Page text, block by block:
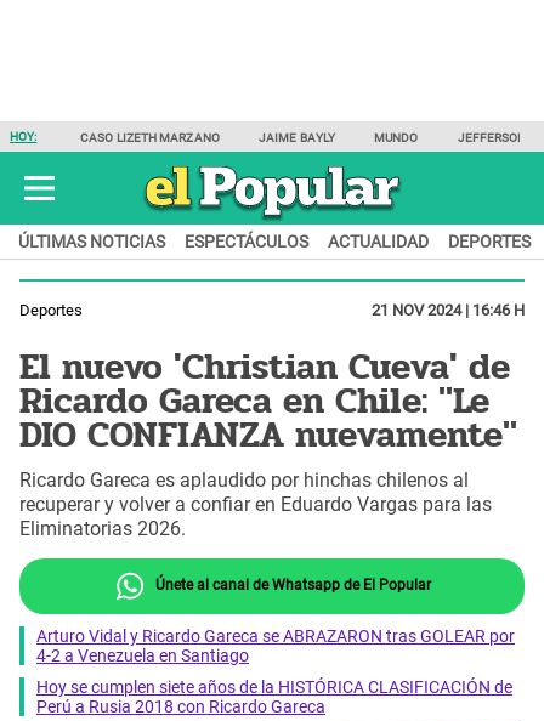
HOY: CASO LIZETH MARZANO JAIME BAYLY MUNDO JEFFERSON
ÚLTIMAS NOTICIAS ESPECTÁCULOS ACTUALIDAD DEPORTES
Deportes 21 NOV 2024 | 16:46 H
El nuevo 'Christian Cueva' de
Ricardo Gareca en Chile: "Le
DIO CONFIANZA nuevamente"
Ricardo Gareca es aplaudido por hinchas chilenos al
recuperar y volver a confiar en Eduardo Vargas para las
Eliminatorias 2026.
Únete al canal de Whatsapp de El Popular
Arturo Vidal y Ricardo Gareca se ABRAZARON tras GOLEAR por
4-2 a Venezuela en Santiago
Hoy se cumplen siete años de la HISTÓRICA CLASIFICACIÓN de
Perú a Rusia 2018 con Ricardo Gareca